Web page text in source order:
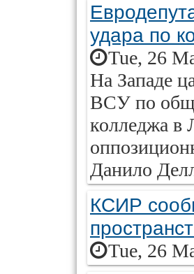
удара по
Tue, 26
На Западе
ВСУ по
колледжа в
Данило
КСИР
Tue, 26